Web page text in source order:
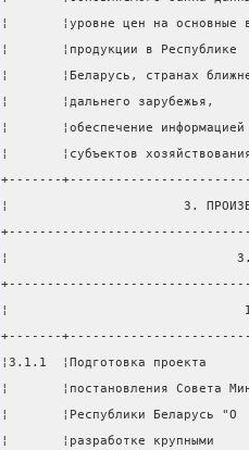
¦       ¦уровне цен на
¦       ¦продукции в
¦       ¦Беларусь,
¦       ¦дальнего
¦       ¦обеспечение
¦       ¦субъектов
+-------
¦                       3.
¦                              3.1.
¦                               I
+-------
¦3.1.1  ¦Подготовка проекта
¦       ¦постановления Совета
¦       ¦Республики Беларусь
¦       ¦разработке крупными